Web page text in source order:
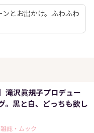
ンとお出かけ。ふわふわ
滝沢眞規子プロデュー
。黒と白、どっちも欲し
誌・ムック